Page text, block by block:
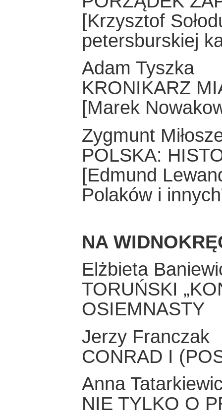
[Krzysztof
petersburskiej
Adam Tyszka
KRONIKARZ
[Marek
Zygmunt
POLSKA:
[Edmund
Polaków i
NA
Elżbieta
TORUŃSKI
OSIEMNASTY
Jerzy Franczak
CONRAD I
Anna
NIE TYLKO O